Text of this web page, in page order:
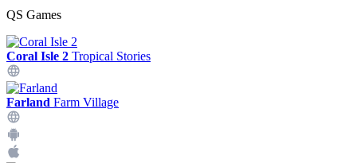
QS Games
Coral Isle 2 Tropical Stories
Farland Farm Village